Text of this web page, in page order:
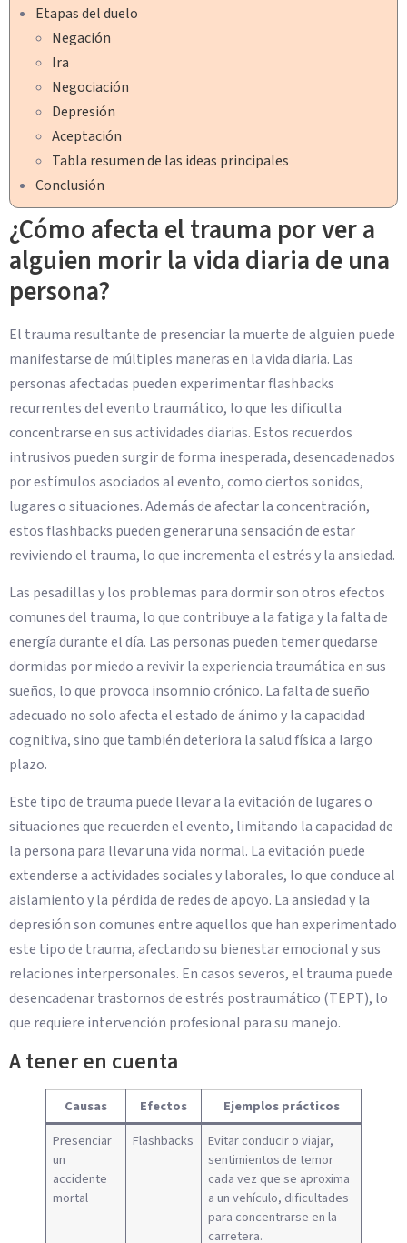
Etapas del duelo
Negación
Ira
Negociación
Depresión
Aceptación
Tabla resumen de las ideas principales
Conclusión
¿Cómo afecta el trauma por ver a
alguien morir la vida diaria de una
persona?
El trauma resultante de presenciar la muerte de alguien puede
manifestarse de múltiples maneras en la vida diaria. Las
personas afectadas pueden experimentar flashbacks
recurrentes del evento traumático, lo que les dificulta
concentrarse en sus actividades diarias. Estos recuerdos
intrusivos pueden surgir de forma inesperada, desencadenados
por estímulos asociados al evento, como ciertos sonidos,
lugares o situaciones. Además de afectar la concentración,
estos flashbacks pueden generar una sensación de estar
reviviendo el trauma, lo que incrementa el estrés y la ansiedad.
Las pesadillas y los problemas para dormir son otros efectos
comunes del trauma, lo que contribuye a la fatiga y la falta de
energía durante el día. Las personas pueden temer quedarse
dormidas por miedo a revivir la experiencia traumática en sus
sueños, lo que provoca insomnio crónico. La falta de sueño
adecuado no solo afecta el estado de ánimo y la capacidad
cognitiva, sino que también deteriora la salud física a largo
plazo.
Este tipo de trauma puede llevar a la evitación de lugares o
situaciones que recuerden el evento, limitando la capacidad de
la persona para llevar una vida normal. La evitación puede
extenderse a actividades sociales y laborales, lo que conduce al
aislamiento y la pérdida de redes de apoyo. La ansiedad y la
depresión son comunes entre aquellos que han experimentado
este tipo de trauma, afectando su bienestar emocional y sus
relaciones interpersonales. En casos severos, el trauma puede
desencadenar trastornos de estrés postraumático (TEPT), lo
que requiere intervención profesional para su manejo.
A tener en cuenta
Causas Efectos
Ejemplos prácticos
Presenciar
un
accidente
mortal
Flashbacks
Evitar conducir o viajar,
sentimientos de temor
cada vez que se aproxima
a un vehículo, dificultades
para concentrarse en la
carretera.